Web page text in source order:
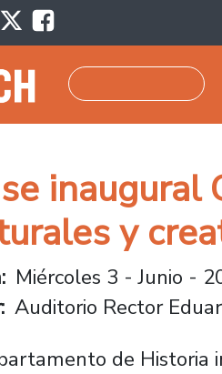
inaugural
y
Miércoles 3 - Junio -
Auditorio Rector
de Historia